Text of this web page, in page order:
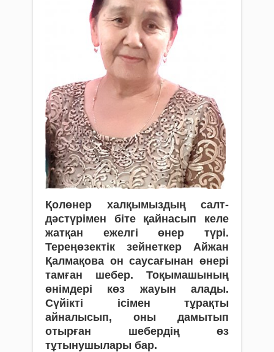
Қолөнер халқымыздың салт-
дәстүрімен біте қайнасып келе
жатқан ежелгі өнер түрі.
Тереңөзектік зейнеткер Айжан
Қалмақова он саусағынан өнері
тамған шебер. Тоқыма­шының
өнімдері көз жауын алады.
Сүйікті ісімен тұрақты
айналысып, оны дамытып
отырған шебердің өз
тұтынушылары бар.